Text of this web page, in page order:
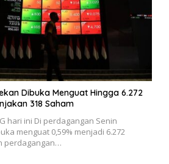
Dibuka Menguat Hingga 6.272
318 Saham
hari ini Di perdagangan Senin
menguat 0,59% menjadi 6.272
perdagangan…